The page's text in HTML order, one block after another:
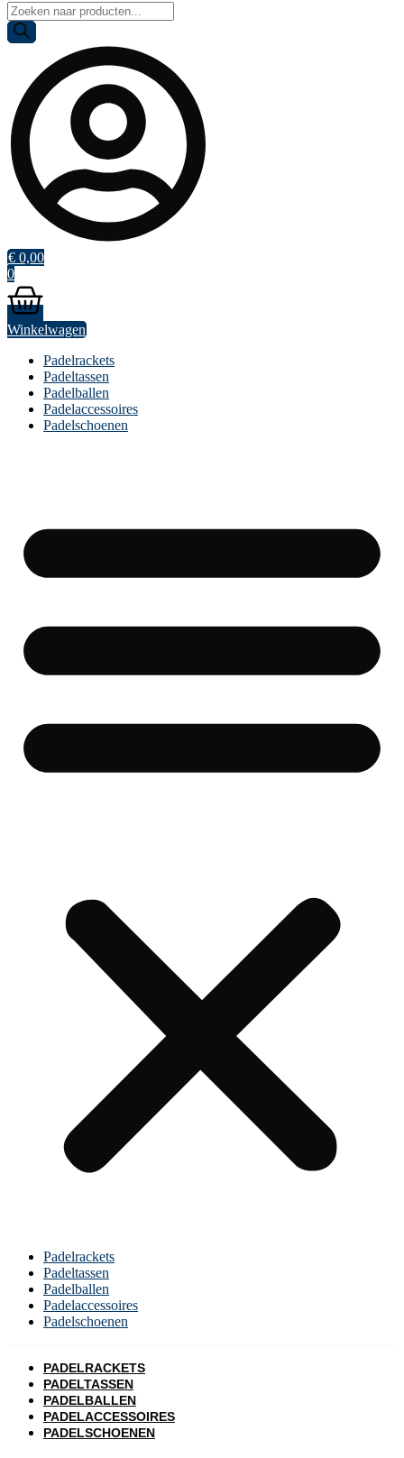
Producten
zoeken
€ 0,00
0
Winkelwagen
Padelrackets
Padeltassen
Padelballen
Padelaccessoires
Padelschoenen
Padelrackets
Padeltassen
Padelballen
Padelaccessoires
Padelschoenen
PADELRACKETS
PADELTASSEN
PADELBALLEN
PADELACCESSOIRES
PADELSCHOENEN